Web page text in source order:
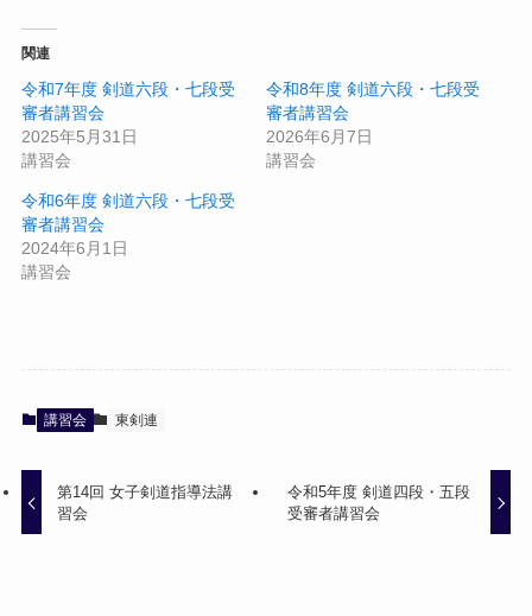
関連
令和7年度 剣道六段・七段受
審者講習会
2025年5月31日
講習会
令和8年度 剣道六段・七段受
審者講習会
2026年6月7日
講習会
令和6年度 剣道六段・七段受
審者講習会
2024年6月1日
講習会
講習会 東剣連
第14回 女子剣道指導法講
習会
令和5年度 剣道四段・五段
受審者講習会